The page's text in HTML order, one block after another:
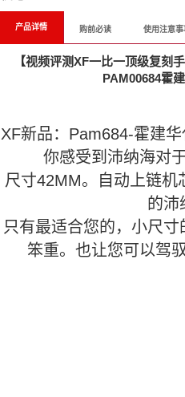
产品详情 购前必读 使用注意事
【视频评测XF一比一顶级复刻
PAM00684霍
XF新品：Pam684-霍建
你感受到沛纳海对
尺寸42MM。自动上链
的沛
只有最适合您的，小尺
笨重。也让您可以驾